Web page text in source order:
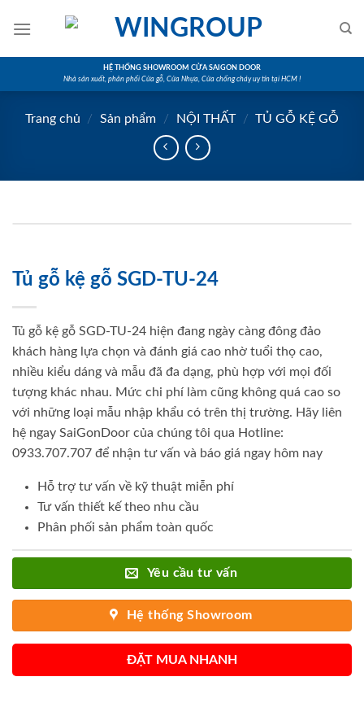
HỆ THỐNG SHOWROOM CỬA SAIGON DOOR
Nhà sản xuất, phân phối Cửa gỗ, Cửa Nhựa, Cửa chống cháy uy tín tại HCM !
Trang chủ / Sản phẩm / NỘI THẤT / TỦ GỖ KỆ GỖ
Tủ gỗ kệ gỗ SGD-TU-24
Tủ gỗ kệ gỗ SGD-TU-24 hiện đang ngày càng đông đảo
khách hàng lựa chọn và đánh giá cao nhờ tuổi thọ cao,
nhiều kiểu dáng và mẫu đã đa dạng, phù hợp với mọi đối
tượng khác nhau. Mức chi phí làm cũng không quá cao so
với những loại mẫu nhập khẩu có trên thị trường. Hãy liên
hệ ngay SaiGonDoor của chúng tôi qua Hotline:
0933.707.707 để nhận tư vấn và báo giá ngay hôm nay
Hỗ trợ tư vấn về kỹ thuật miễn phí
Tư vấn thiết kế theo nhu cầu
Phân phối sản phẩm toàn quốc
Yêu cầu tư vấn
Hệ thống Showroom
ĐẶT MUA NHANH